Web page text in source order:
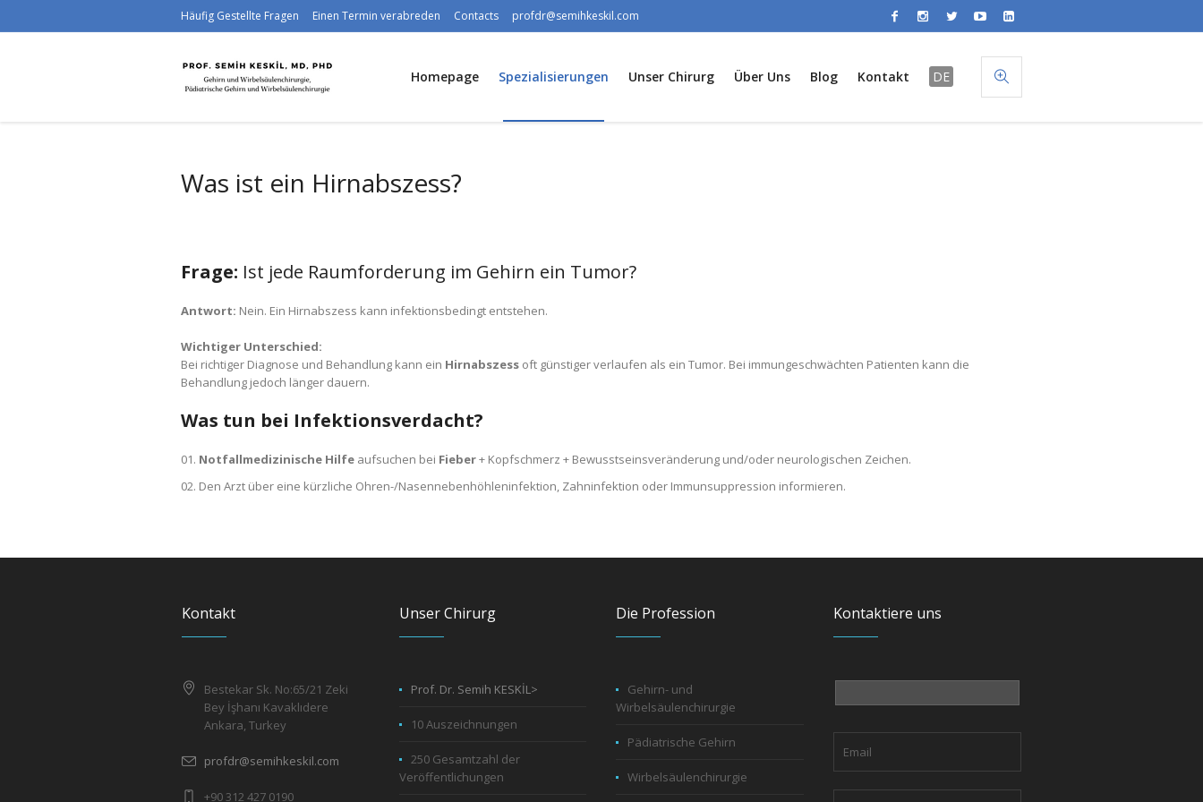
Häufig Gestellte Fragen Einen Termin verabreden Contacts profdr@semihkeskil.com
Homepage Spezialisierungen Unser Chirurg Über Uns Blog Kontakt DE
Was ist ein Hirnabszess?
Frage: Ist jede Raumforderung im Gehirn ein Tumor?
Antwort: Nein. Ein Hirnabszess kann infektionsbedingt entstehen.
Wichtiger Unterschied:
Bei richtiger Diagnose und Behandlung kann ein Hirnabszessoft günstiger verlaufen als ein Tumor. Bei immungeschwächten Patienten kann die
Behandlung jedoch länger dauern.
Was tun bei Infektionsverdacht?
Notfallmedizinische Hilfeaufsuchen bei Fieber+ Kopfschmerz + Bewusstseinsveränderung und/oder neurologischen Zeichen.
Den Arzt über eine kürzliche Ohren-/Nasennebenhöhleninfektion, Zahninfektion oder Immunsuppression informieren.
Kontakt
Bestekar Sk. No:65/21 Zeki
Bey İşhanı Kavaklıdere
Ankara, Turkey
profdr@semihkeskil.com
+90 312 427 0190
Unser Chirurg
Prof. Dr. Semih KESKİL>
10 Auszeichnungen
250 Gesamtzahl der
Veröffentlichungen
Die Profession
Gehirn- und
Wirbelsäulenchirurgie
Pädiatrische Gehirn
Wirbelsäulenchirurgie
Kontaktiere uns